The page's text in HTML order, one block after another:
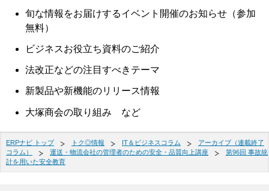
旬な情報をお届けするイベント開催のお知らせ（参加
無料）
ビジネスお役立ち資料のご紹介
法改正などの注目すべきテーマ
新製品や新機能のリリース情報
大塚商会の取り組み など
ERPナビ トップ トク◎情報 IT＆ビジネスコラム
アーカイブ（連載終了
コラム）
運送・物流会社の管理者のための安全・品質向上講座
第96回 事故統
計を用いた安全教育